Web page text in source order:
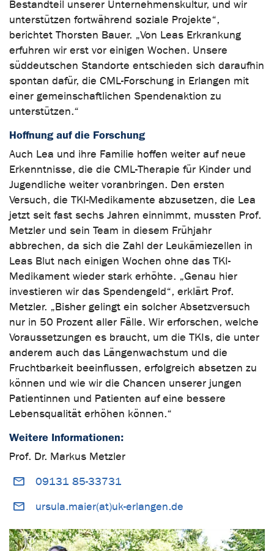
Bestandteil unserer Unternehmenskultur, und wir
unterstützen fortwährend soziale Projekte“,
berichtet Thorsten Bauer. „Von Leas Erkrankung
erfuhren wir erst vor einigen Wochen. Unsere
süddeutschen Standorte entschieden sich daraufhin
spontan dafür, die CML-Forschung in Erlangen mit
einer gemeinschaftlichen Spendenaktion zu
unterstützen.“
Hoffnung auf die Forschung
Auch Lea und ihre Familie hoffen weiter auf neue
Erkenntnisse, die die CML-Therapie für Kinder und
Jugendliche weiter voranbringen. Den ersten
Versuch, die TKI-Medikamente abzusetzen, die Lea
jetzt seit fast sechs Jahren einnimmt, mussten Prof.
Metzler und sein Team in diesem Frühjahr
abbrechen, da sich die Zahl der Leukämiezellen in
Leas Blut nach einigen Wochen ohne das TKI-
Medikament wieder stark erhöhte. „Genau hier
investieren wir das Spendengeld“, erklärt Prof.
Metzler. „Bisher gelingt ein solcher Absetzversuch
nur in 50 Prozent aller Fälle. Wir erforschen, welche
Voraussetzungen es braucht, um die TKIs, die unter
anderem auch das Längenwachstum und die
Fruchtbarkeit beeinflussen, erfolgreich absetzen zu
können und wie wir die Chancen unserer jungen
Patientinnen und Patienten auf eine bessere
Lebensqualität erhöhen können.“
Weitere Informationen:
Prof. Dr. Markus Metzler
09131 85-33731
ursula.maier(at)uk-erlangen.de